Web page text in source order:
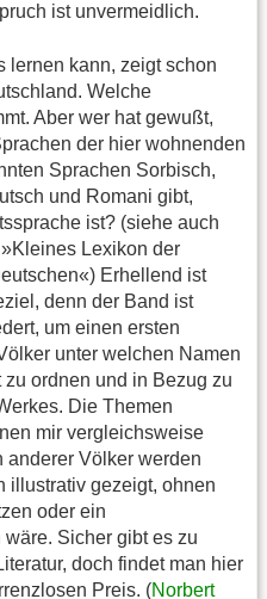
ist unvermeidlich.
lernen kann, zeigt schon
Welche
Aber wer hat gewußt,
der hier wohnenden
Sprachen Sorbisch,
und Romani gibt,
ist? (siehe auch
Lexikon der
Erhellend ist
denn der Band ist
um einen ersten
unter welchen Namen
ordnen und in Bezug zu
Die Themen
mir vergleichsweise
anderer Völker werden
illustrativ gezeigt, ohnen
oder ein
Sicher gibt es zu
doch findet man hier
Preis. (Norbert